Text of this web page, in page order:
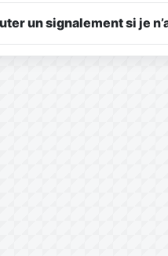
un signalement si je